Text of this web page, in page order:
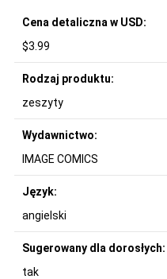
Cena detaliczna w USD:
$3.99
Rodzaj produktu:
zeszyty
Wydawnictwo:
IMAGE COMICS
Język:
angielski
Sugerowany dla dorosłych:
tak